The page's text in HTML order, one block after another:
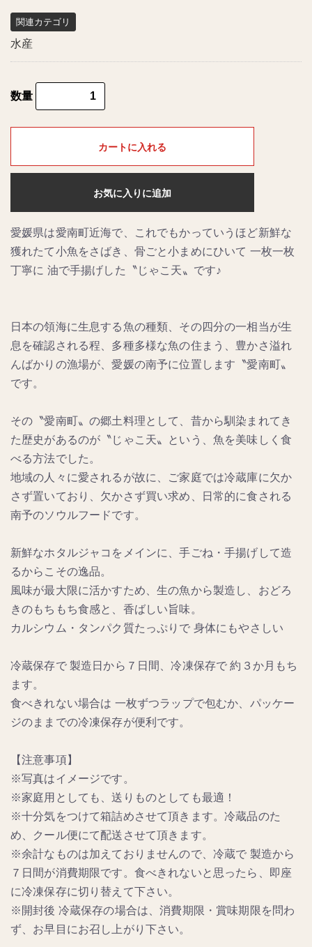
関連カテゴリ
水産
数量
カートに入れる
お気に入りに追加
愛媛県は愛南町近海で、これでもかっていうほど新鮮な
獲れたて小魚をさばき、骨ごと小まめにひいて 一枚一枚
丁寧に 油で手揚げした〝じゃこ天〟です♪
日本の領海に生息する魚の種類、その四分の一相当が生
息を確認される程、多種多様な魚の住まう、豊かさ溢れ
んばかりの漁場が、愛媛の南予に位置します〝愛南町〟
です。
その〝愛南町〟の郷土料理として、昔から馴染まれてき
た歴史があるのが〝じゃこ天〟という、魚を美味しく食
べる方法でした。
地域の人々に愛されるが故に、ご家庭では冷蔵庫に欠か
さず置いており、欠かさず買い求め、日常的に食される
南予のソウルフードです。
新鮮なホタルジャコをメインに、手ごね・手揚げして造
るからこその逸品。
風味が最大限に活かすため、生の魚から製造し、おどろ
きのもちもち食感と、香ばしい旨味。
カルシウム・タンパク質たっぷりで 身体にもやさしい
冷蔵保存で 製造日から７日間、冷凍保存で 約３か月もち
ます。
食べきれない場合は 一枚ずつラップで包むか、パッケー
ジのままでの冷凍保存が便利です。
【注意事項】
※写真はイメージです。
※家庭用としても、送りものとしても最適！
※十分気をつけて箱詰めさせて頂きます。冷蔵品のた
め、クール便にて配送させて頂きます。
※余計なものは加えておりませんので、冷蔵で 製造から
７日間が消費期限です。食べきれないと思ったら、即座
に冷凍保存に切り替えて下さい。
※開封後 冷蔵保存の場合は、消費期限・賞味期限を問わ
ず、お早目にお召し上がり下さい。